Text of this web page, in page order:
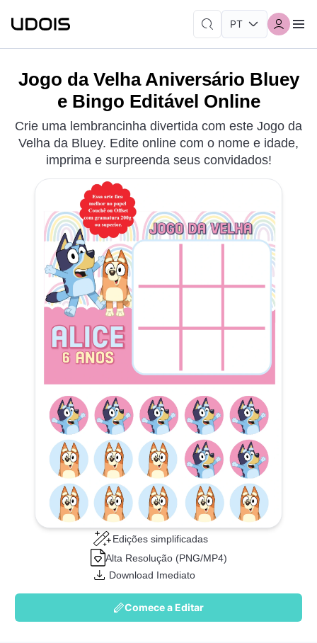
Jogo da Velha Aniversário Bluey
e Bingo Editável Online
Crie uma lembrancinha divertida com este Jogo da
Velha da Bluey. Edite online com o nome e idade,
imprima e surpreenda seus convidados!
Edições simplificadas
Alta Resolução (PNG/MP4)
Download Imediato
Comece a Editar